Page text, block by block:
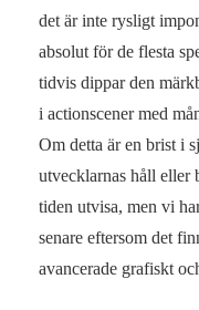
det är inte rysligt
absolut för de flesta
tidvis dippar den
i actionscener med
Om detta är en brist i
utvecklarnas håll eller
tiden utvisa, men vi
senare eftersom det
avancerade grafiskt